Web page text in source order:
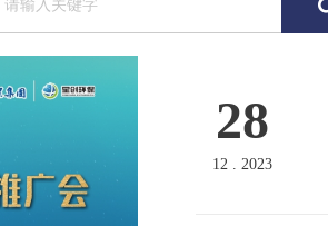
28
12 . 2023